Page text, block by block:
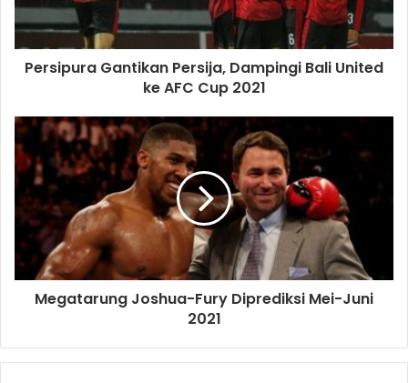
Melihat penampilan melawan Smith, Canélo pasti jadi
topdog di hadapan Plant dan Saunders.
Tapi, sebelum berpikir meraup semua sabuk gelar di kelas
menengah super, kini rumor yang santer terdengar adalah
duél trilogi dengan Gennady Golovkin yang memaksa
Kamil Szeremeta mundur di ronde 7 untuk
mempertahankan gelar kelas menengah IBF, Jumat (18/12).
Kubu Golovkin yakin, setelah melihat penampilannya saat
menang atas Szeremeta, Golovkin akan menang di duél
ketiga. Di sisi lain, melihat penampilan Canélo saat
mengalahkan Smith, banyak pihak meragukan Golovkin
Persipura Gantikan Persija, Dampingi Bali United
ke AFC Cup 2021
Megatarung Joshua-Fury Diprediksi Mei-Juni
2021